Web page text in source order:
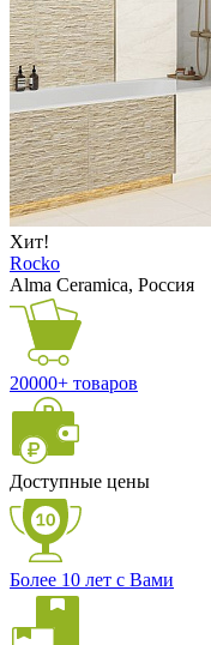
Хит!
Rocko
Alma Ceramica, Россия
20000+ товаров
Доступные цены
Более 10 лет с Вами